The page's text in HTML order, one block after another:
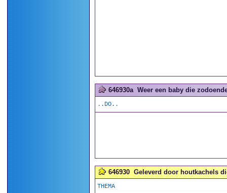
646930a Weer een baby die
..DO..
646930 Geleverd door houtkachels
THEMA